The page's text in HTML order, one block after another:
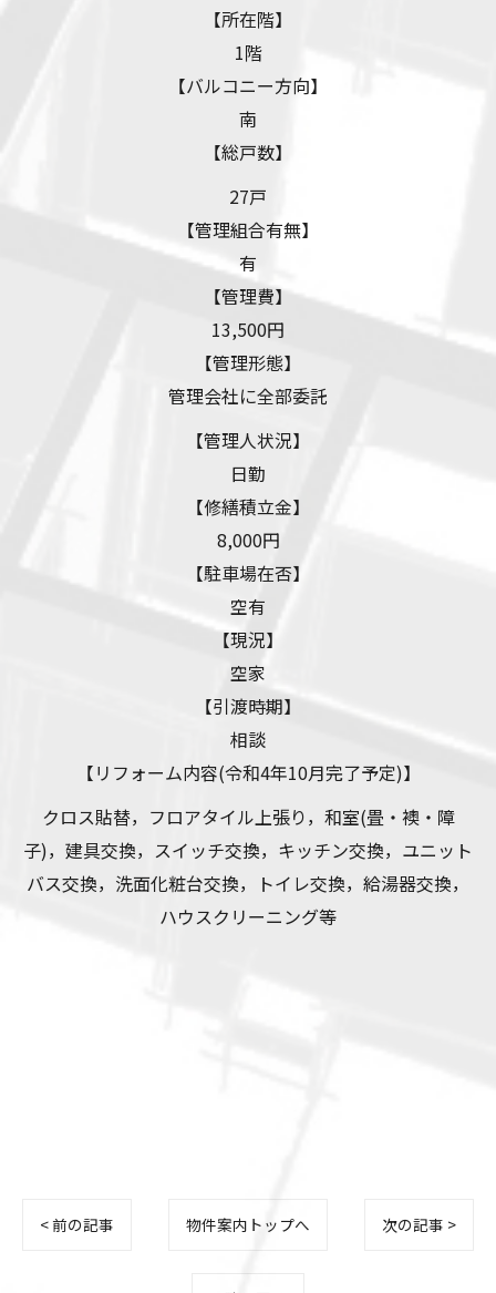
【所在階】
1階
【バルコニー方向】
南
【総戸数】
27戸
【管理組合有無】
有
【管理費】
13,500円
【管理形態】
管理会社に全部委託
【管理人状況】
日勤
【修繕積立金】
8,000円
【駐車場在否】
空有
【現況】
空家
【引渡時期】
相談
【リフォーム内容(令和4年10月完了予定)】
クロス貼替，フロアタイル上張り，和室(畳・襖・障
子)，建具交換，スイッチ交換，キッチン交換，ユニット
バス交換，洗面化粧台交換，トイレ交換，給湯器交換，
ハウスクリーニング等
< 前の記事 物件案内トップへ 次の記事 >